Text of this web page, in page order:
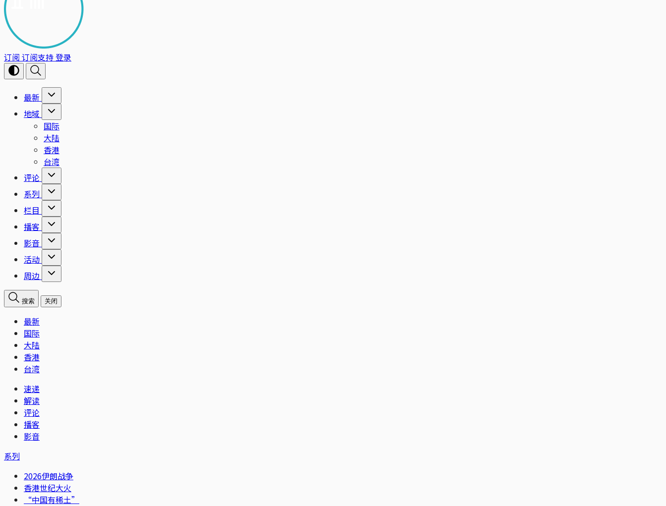
订阅 订阅支持登录
最新
地域
国际
大陆
香港
台湾
评论
系列
栏目
播客
影音
活动
周边
搜索 关闭
最新
国际
大陆
香港
台湾
速递
解读
评论
播客
影音
系列
2026伊朗战争
香港世纪大火
“中国有稀土”